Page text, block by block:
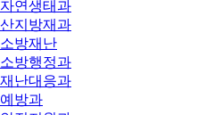
자연생태과
산지방재과
소방재난
소방행정과
재난대응과
예방과